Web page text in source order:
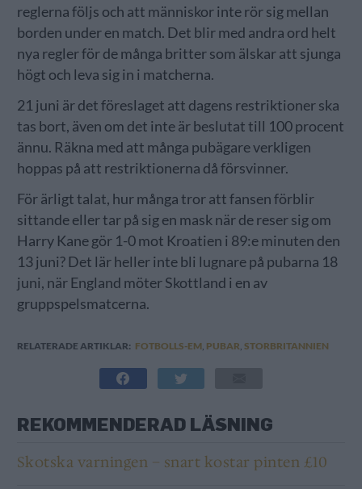
reglerna följs och att människor inte rör sig mellan
borden under en match. Det blir med andra ord helt
nya regler för de många britter som älskar att sjunga
högt och leva sig in i matcherna.
21 juni är det föreslaget att dagens restriktioner ska
tas bort, även om det inte är beslutat till 100 procent
ännu. Räkna med att många pubägare verkligen
hoppas på att restriktionerna då försvinner.
För ärligt talat, hur många tror att fansen förblir
sittande eller tar på sig en mask när de reser sig om
Harry Kane gör 1-0 mot Kroatien i 89:e minuten den
13 juni? Det lär heller inte bli lugnare på pubarna 18
juni, när England möter Skottland i en av
gruppspelsmatcerna.
RELATERADE ARTIKLAR: FOTBOLLS-EM, PUBAR STORBRITANNIEN
REKOMMENDERAD LÄSNING
Skotska varningen – snart kostar pinten £10